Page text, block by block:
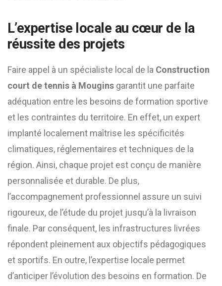
L’expertise locale au cœur de la
réussite des projets
Faire appel à un spécialiste local de la Construction
court de tennis à Mougins garantit une parfaite
adéquation entre les besoins de formation sportive
et les contraintes du territoire. En effet, un expert
implanté localement maîtrise les spécificités
climatiques, réglementaires et techniques de la
région. Ainsi, chaque projet est conçu de manière
personnalisée et durable. De plus,
l’accompagnement professionnel assure un suivi
rigoureux, de l’étude du projet jusqu’à la livraison
finale. Par conséquent, les infrastructures livrées
répondent pleinement aux objectifs pédagogiques
et sportifs. En outre, l’expertise locale permet
d’anticiper l’évolution des besoins en formation. De